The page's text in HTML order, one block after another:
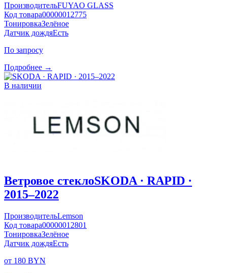
ПроизводительFUYAO GLASS
Код товара00000012775
ТонировкаЗелёное
Датчик дождяЕсть
По запросу
Подробнее →
В наличии
Ветровое стеклоSKODA · RAPID ·
2015–2022
ПроизводительLemson
Код товара00000012801
ТонировкаЗелёное
Датчик дождяЕсть
от 180 BYN